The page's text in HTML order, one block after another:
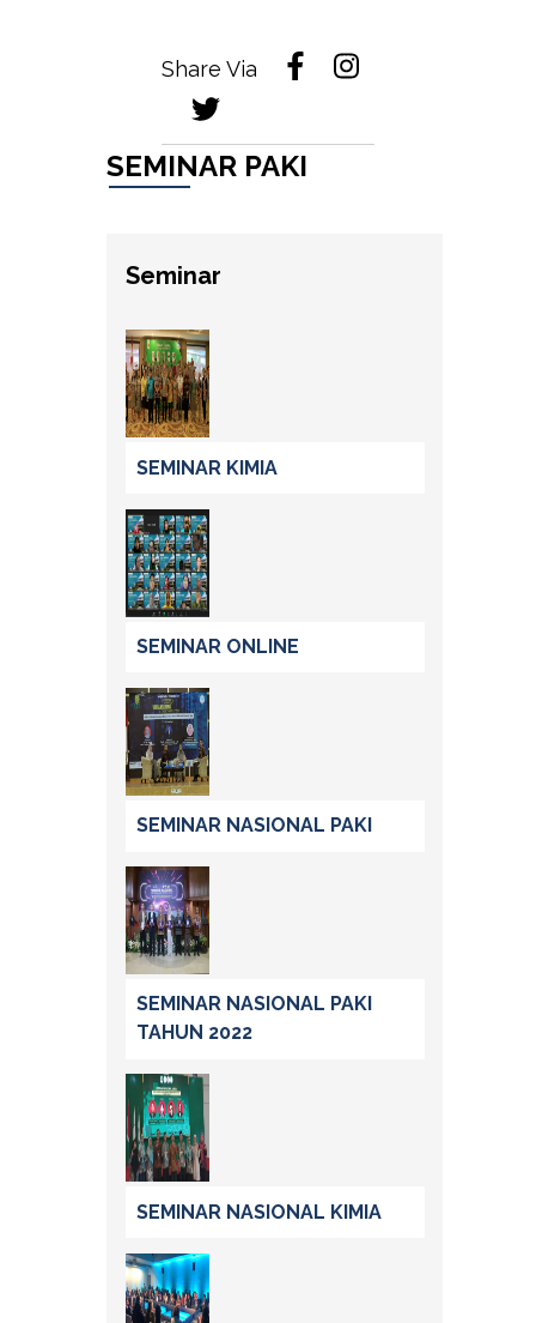
Share Via
SEMINAR PAKI
Seminar
SEMINAR KIMIA
SEMINAR ONLINE
SEMINAR NASIONAL PAKI
SEMINAR NASIONAL PAKI
TAHUN 2022
SEMINAR NASIONAL KIMIA